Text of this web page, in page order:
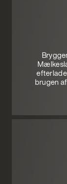
brugen